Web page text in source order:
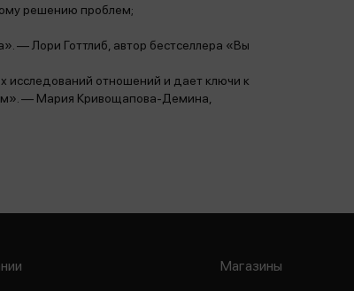
решению проблем;
— Лори Готтлиб, автор бестселлера «Вы
исследований отношений и дает ключи к
— Мария Кривощапова-Демина,
Магазины